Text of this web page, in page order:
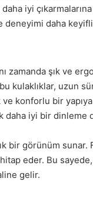
iyi
daha
zamanda şık ve
uzun
ve konforlu bir
daha iyi bir dinleme
bir görünüm
eder. Bu
gelir.